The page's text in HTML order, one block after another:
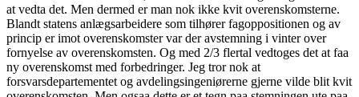
at vedta det. Men dermed er man nok ikke kvit overenskomsterne.
Blandt statens anlægsarbeidere som tilhører fagoppositionen og av
princip er imot overenskomster var der avstemning i vinter over
fornyelse av overenskomsten. Og med 2/3 flertal vedtoges det at faa
ny overenskomst med forbedringer. Jeg tror nok at
forsvarsdepartementet og avdelingsingeniørerne gjerne vilde blit kvit